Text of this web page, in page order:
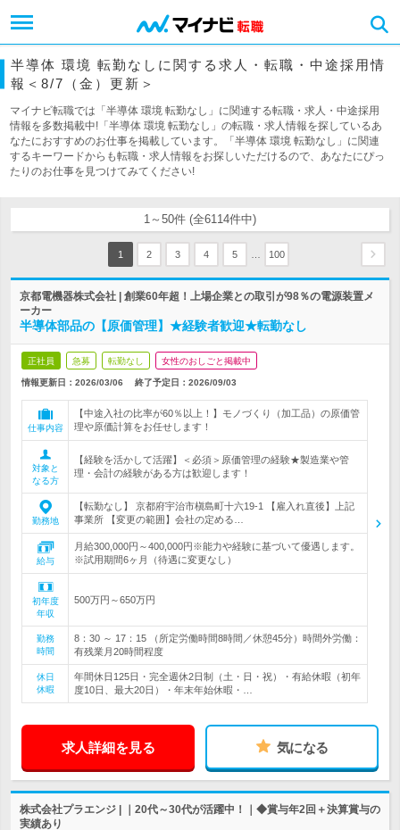
半導体 環境 転勤なしに関する求人・転職・中途採用情
報＜8/7（金）更新＞
マイナビ転職では「半導体 環境 転勤なし」に関連する転職・求人・中途採用
情報を多数掲載中!「半導体 環境 転勤なし」の転職・求人情報を探しているあ
なたにおすすめのお仕事を掲載しています。「半導体 環境 転勤なし」に関連
するキーワードからも転職・求人情報をお探しいただけるので、あなたにぴっ
たりのお仕事を見つけてみてください!
1～50件 (全6114件中)
1 2 3 4 5 100
京都電機器株式会社 | 創業60年超！上場企業との取引が98％の電源装置メ
ーカー
半導体部品の【原価管理】★経験者歓迎★転勤なし
正社員 急募 転勤なし 女性のおしごと掲載中
情報更新日：2026/03/06 終了予定日： 2026/09/03
仕事内容
【中途入社の比率が60％以上！】モノづくり（加工品）の原価管
理や原価計算をお任せします！
対象と
なる方
【経験を活かして活躍】＜必須＞原価管理の経験★製造業や管
理・会計の経験がある方は歓迎します！
勤務地
【転勤なし】 京都府宇治市槇島町十六19-1 【雇入れ直後】上記
事業所 【変更の範囲】会社の定める…
給与
月給300,000円～400,000円※能力や経験に基づいて優遇します。
※試用期間6ヶ月（待遇に変更なし）
初年度
年収
500万円～650万円
勤務
時間
8：30 ～ 17：15 （所定労働時間8時間／休憩45分）時間外労働：
有残業月20時間程度
休日
休暇
年間休日125日・完全週休2日制（土・日・祝）・有給休暇（初年
度10日、最大20日）・年末年始休暇・…
求人詳細を見る 気になる
株式会社プラエンジ | ｜20代～30代が活躍中！｜◆賞与年2回＋決算賞与の
実績あり